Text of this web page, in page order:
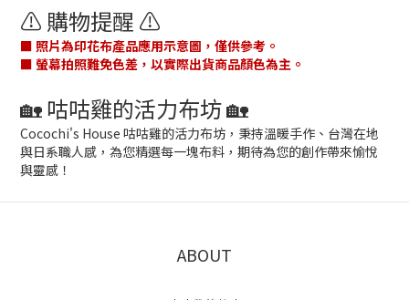
⚠️ 購物提醒 ⚠️
■ 照片為印花布產品應用示意圖，僅供參考。
■ 螢幕拍照難免色差，以實際出貨商品顏色為主。
🏡 咕咕雞的活力布坊 🏡
Cocochi's House 咕咕雞的活力布坊，秉持溫暖手作、台灣在地
與日系職人感，為您精選每一塊布料，期待為您的創作帶來愉悅
與靈感！
ABOUT